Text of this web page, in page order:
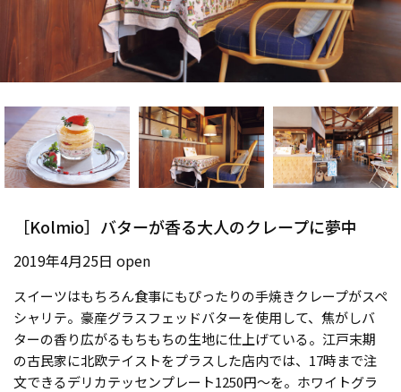
［Kolmio］バターが香る大人のクレープに夢中
2019年4月25日 open
スイーツはもちろん食事にもぴったりの手焼きクレープがスペ
シャリテ。豪産グラスフェッドバターを使用して、焦がしバ
ターの香り広がるもちもちの生地に仕上げている。江戸末期
の古民家に北欧テイストをプラスした店内では、17時まで注
文できるデリカテッセンプレート1250円～を。ホワイトグラ